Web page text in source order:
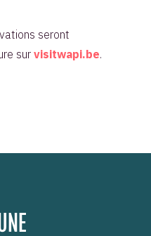
seront
sur visitwapi.be.